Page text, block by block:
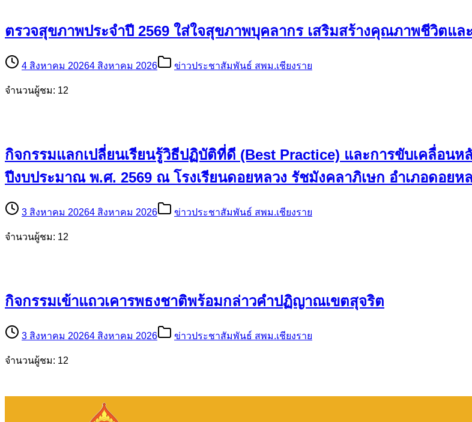
ตรวจสุขภาพประจำปี 2569 ใส่ใจสุขภาพบุคลากร เสริมสร้างคุณภาพชีวิตแล
4 สิงหาคม 20264 สิงหาคม 2026 ข่าวประชาสัมพันธ์ สพม.เชียงราย
จำนวนผู้ชม: 12
กิจกรรมแลกเปลี่ยนเรียนรู้วิธีปฏิบัติที่ดี (Best Practice) และการขับเคลื่อน
ปีงบประมาณ พ.ศ. 2569 ณ โรงเรียนดอยหลวง รัชมังคลาภิเษก อำเภอดอยห
3 สิงหาคม 20264 สิงหาคม 2026 ข่าวประชาสัมพันธ์ สพม.เชียงราย
จำนวนผู้ชม: 12
กิจกรรมเข้าแถวเคารพธงชาติพร้อมกล่าวคำปฏิญาณเขตสุจริต
3 สิงหาคม 20264 สิงหาคม 2026 ข่าวประชาสัมพันธ์ สพม.เชียงราย
จำนวนผู้ชม: 12